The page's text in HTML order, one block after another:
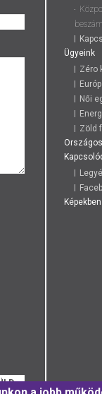
Ügyeink
Zéro
Női
Zöld
Országos
Képekben